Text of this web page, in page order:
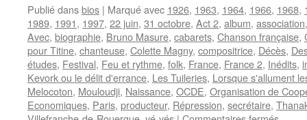
Publié dansbios | Marqué avec 1926, 1963, 1964, 1966, 1968,
1989, 1991, 1997, 22 juin, 31 octobre, Act 2, album, association
Avec, biographie, Bruno Masure, cabarets, Chanson française,
pour Titine, chanteuse, Colette Magny, compositrice, Décès,
études, Festival, Feu et rythme, folk, France, France 2, Inédits,
Kevork ou le délit d'errance, Les Tuileries, Lorsque s'allument
Melocoton, Mouloudji, Naissance, OCDE, Organisation de
Economiques, Paris, producteur, Répression, secrétaire,